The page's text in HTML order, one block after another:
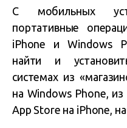
С мобильных
портативные
iPhone и Windows
найти и
системах из
на Windows Phone,
App Store на iPhone,